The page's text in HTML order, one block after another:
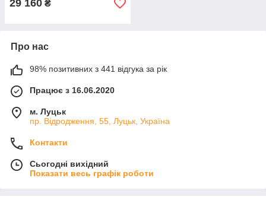
29 160 ₴
Про нас
98% позитивних з 441 відгука за рік
Працює з 16.06.2020
м. Луцьк
пр. Відродження, 55, Луцьк, Україна
Контакти
Сьогодні вихідний
Показати весь графік роботи